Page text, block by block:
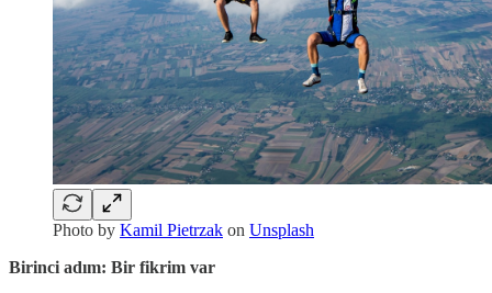
Photo by Kamil Pietrzak on Unsplash
Birinci adım: Bir fikrim var